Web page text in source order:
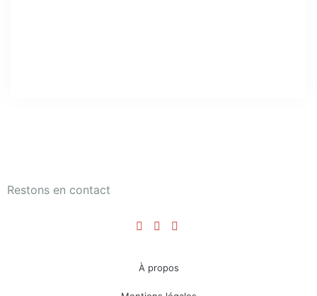
Restons en contact
À propos